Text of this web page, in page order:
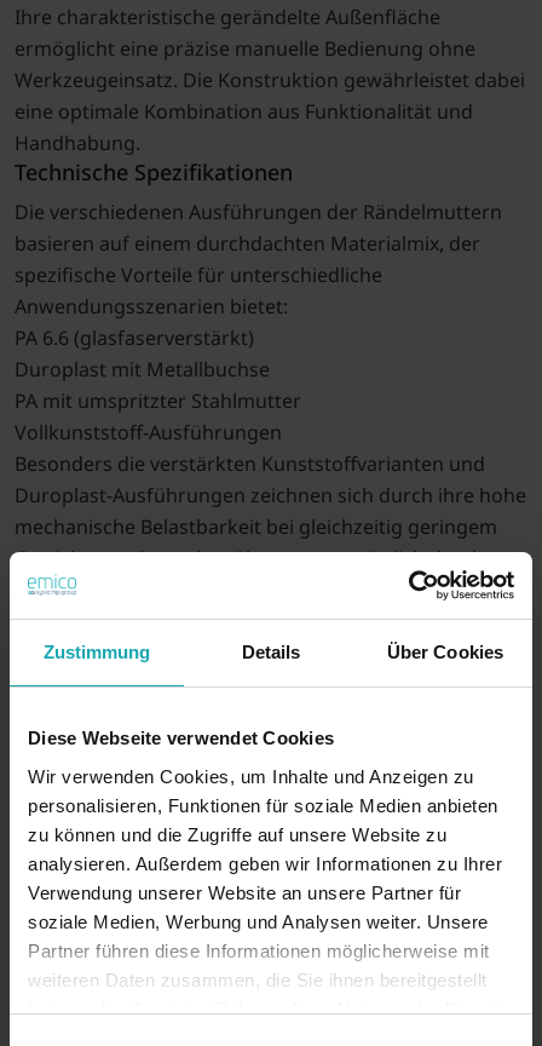
Zustimmung Details Über Cookies
Diese Webseite verwendet Cookies
Wir verwenden Cookies, um Inhalte und Anzeigen zu
personalisieren, Funktionen für soziale Medien anbieten
zu können und die Zugriffe auf unsere Website zu
analysieren. Außerdem geben wir Informationen zu Ihrer
Verwendung unserer Website an unsere Partner für
soziale Medien, Werbung und Analysen weiter. Unsere
Partner führen diese Informationen möglicherweise mit
weiteren Daten zusammen, die Sie ihnen bereitgestellt
haben oder die sie im Rahmen Ihrer Nutzung der Dienste
Ihre charakteristische gerändelte Außenfläche
ermöglicht eine präzise manuelle Bedienung ohne
Werkzeugeinsatz. Die Konstruktion gewährleistet dabei
eine optimale Kombination aus Funktionalität und
Handhabung.
Technische Spezifikationen
Die verschiedenen Ausführungen der Rändelmuttern
basieren auf einem durchdachten Materialmix, der
spezifische Vorteile für unterschiedliche
Anwendungsszenarien bietet:
PA 6.6 (glasfaserverstärkt)
Duroplast mit Metallbuchse
PA mit umspritzter Stahlmutter
Vollkunststoff-Ausführungen
Besonders die verstärkten Kunststoffvarianten und
Duroplast-Ausführungen zeichnen sich durch ihre hohe
mechanische Belastbarkeit bei gleichzeitig geringem
Gewicht aus. Duroplast überzeugt zusätzlich durch
hervorragende Temperaturbeständigkeit und
Formstabilität. Die Kombination mit Metallbuchsen
erhöht zusätzlich die Verschleißfestigkeit bei häufiger
Betätigung.
Die Materialauswahl der Rändelmuttern orientiert sich
an den spezifischen Anforderungen moderner
Industrieanwendungen. Die verschiedenen Werkstoffe
bieten optimierte Eigenschaften für unterschiedliche
Einsatzszenarien.
PA 6.6 (glasfaserverstärkt)
Hohe mechanische Grundfestigkeit
Verstärkung durch Glasfaseranteil